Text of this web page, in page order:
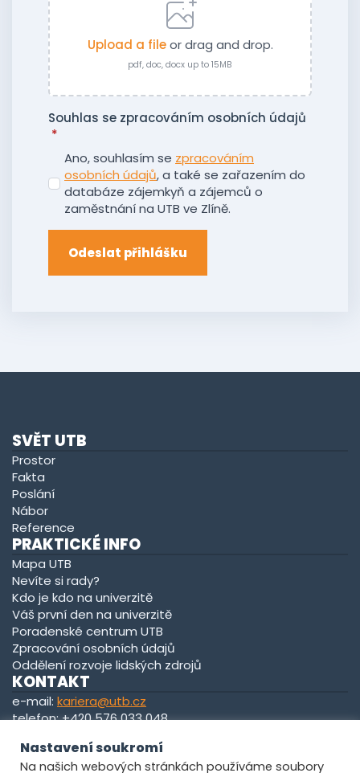
Upload a fileor drag and drop.
pdf, doc, docx up to 15MB
Souhlas se zpracováním osobních údajů
*
Ano, souhlasím se zpracováním
osobních údajů, a také se zařazením do
databáze zájemkyň a zájemců o
zaměstnání na UTB ve Zlíně.
Odeslat přihlášku
SVĚT UTB
Prostor
Fakta
Poslání
Nábor
Reference
PRAKTICKÉ INFO
Mapa UTB
Nevíte si rady?
Kdo je kdo na univerzitě
Váš první den na univerzitě
Poradenské centrum UTB
Zpracování osobních údajů
Oddělení rozvoje lidských zdrojů
KONTAKT
e-mail: kariera@utb.cz
telefon: +420 576 033 048
Nastavení soukromí
Na našich webových stránkách používáme soubory